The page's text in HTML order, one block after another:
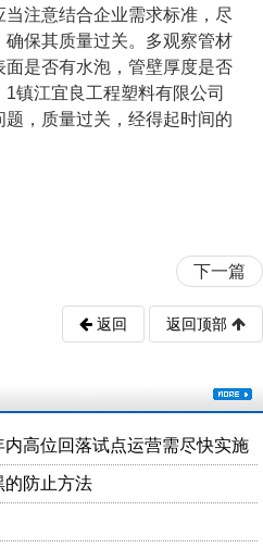
注意结合企业需求标准，尽
保其质量过关。多观察管材
是否有水泡，管壁厚度是否
镇江宜良工程塑料有限公司
，质量过关，经得起时间的
下一篇
返回 返回顶部
高位回落试点运营需尽快实施
的防止方法